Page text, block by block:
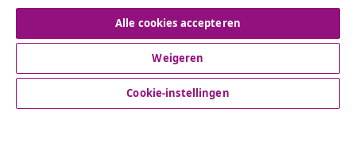
Herroeping van de overeenkomst
Alle cookies accepteren
Weigeren
Cookie-instellingen